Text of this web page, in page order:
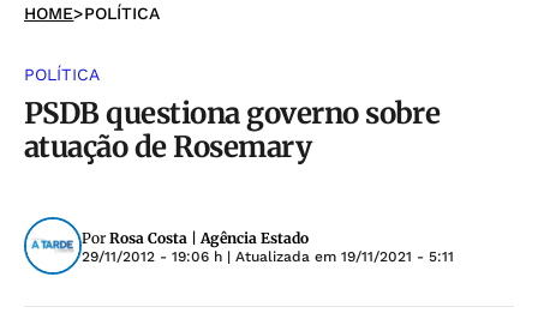
HOME>POLÍTICA
POLÍTICA
PSDB questiona governo sobre
atuação de Rosemary
Por Rosa Costa | Agência Estado
29/11/2012 - 19:06 h | Atualizada em 19/11/2021 - 5:11